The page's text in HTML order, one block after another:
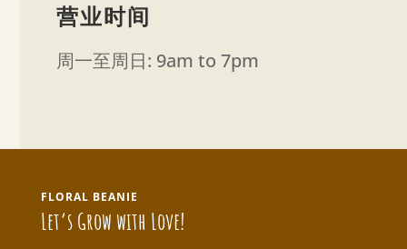
营业时间
周一至周日: 9am to 7pm
FLORAL BEANIE
Let’s Grow with Love!